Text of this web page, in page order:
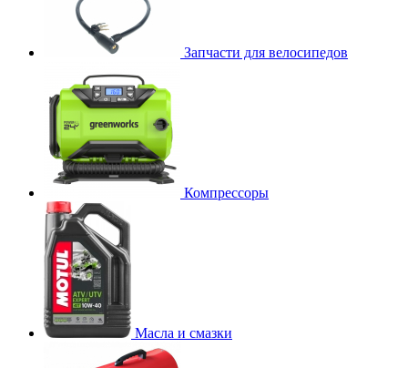
Запчасти для велосипедов
Компрессоры
Масла и смазки